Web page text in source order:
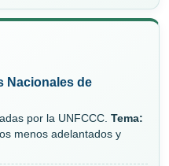
Nacionales de
por la UNFCCC. Tema:
menos adelantados y